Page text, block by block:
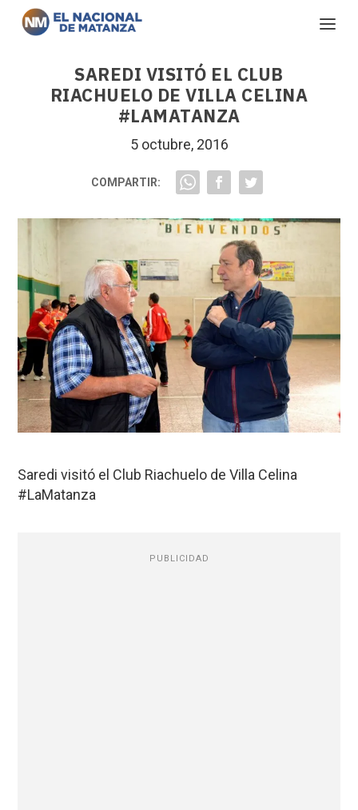
SAREDI VISITÓ EL CLUB
RIACHUELO DE VILLA CELINA
#LAMATANZA
5 octubre, 2016
COMPARTIR:
Saredi visitó el Club Riachuelo de Villa Celina
#LaMatanza
PUBLICIDAD